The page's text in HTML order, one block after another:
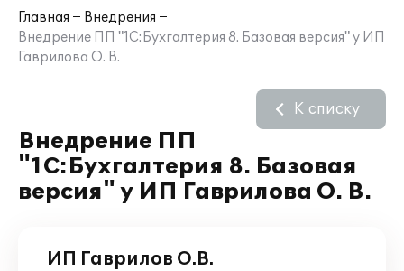
Главная
Внедрения
Внедрение ПП "1С:Бухгалтерия 8. Базовая версия" у ИП
Гаврилова О. В.
Внедрение ПП
"1С:Бухгалтерия 8. Базовая
версия" у ИП Гаврилова О. В.
К списку
ИП Гаврилов О.В.